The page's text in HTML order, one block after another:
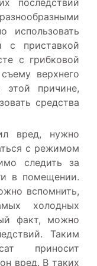
использовать
с приставкой
с грибковой
верхнего
причине,
средства
вред, нужно
с режимом
следить за
в помещении.
вспомнить,
холодных
факт, можно
Таким
приносит
вред. В таких